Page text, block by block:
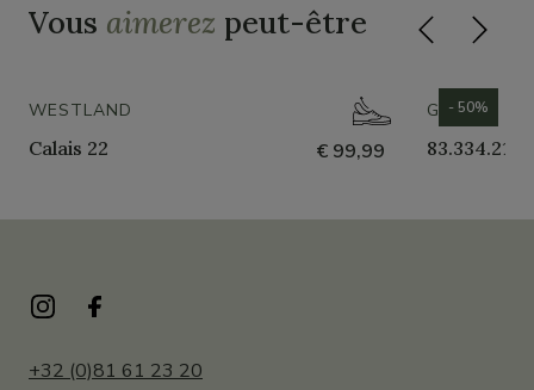
Vous aimerez peut-être
WESTLAND
Calais 22 € 99,99
GABOR
83.334.21
- 50%
+32 (0)81 61 23 20